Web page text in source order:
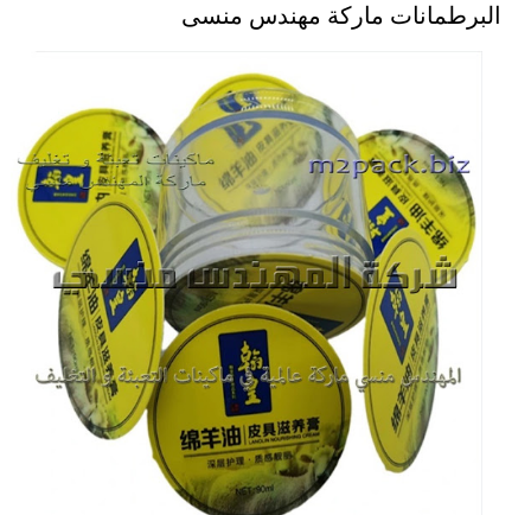
البرطمانات ماركة مهندس منسى